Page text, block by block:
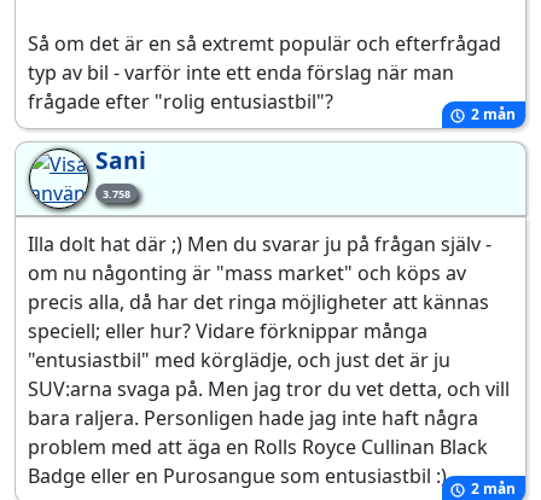
Så om det är en så extremt populär och efterfrågad
typ av bil - varför inte ett enda förslag när man
frågade efter "rolig entusiastbil"?
2 mån
3.758
Sani
Illa dolt hat där ;) Men du svarar ju på frågan själv -
om nu någonting är "mass market" och köps av
precis alla, då har det ringa möjligheter att kännas
speciell; eller hur? Vidare förknippar många
"entusiastbil" med körglädje, och just det är ju
SUV:arna svaga på. Men jag tror du vet detta, och vill
bara raljera. Personligen hade jag inte haft några
problem med att äga en Rolls Royce Cullinan Black
Badge eller en Purosangue som entusiastbil :)
2 mån